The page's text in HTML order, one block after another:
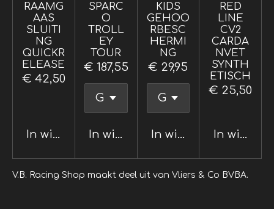
RAAMG
AAS
SLUITI
NG
QUICKR
ELEASE
€ 42,50
In winkelwagen
SPARC
O
TROLL
EY
TOUR
€ 187,55
In winkelwagen
KIDS
GEHOO
RBESC
HERMI
NG
€ 29,95
In winkelwagen
RED
LINE
CV2
CARDA
NVET
SYNTH
ETISCH
€ 25,50
In
V.B. Racing Shop maakt deel uit van Vliers & Co BVBA.